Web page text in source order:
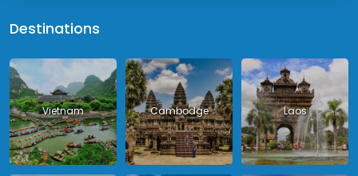
Destinations
Vietnam Cambodge Laos